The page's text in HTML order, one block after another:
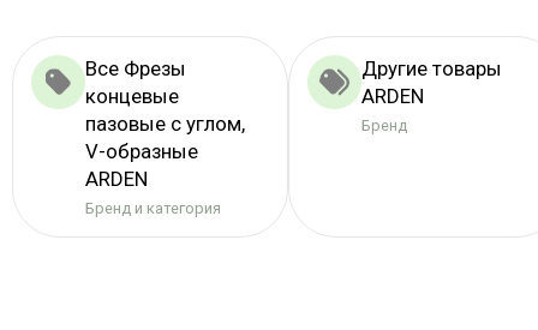
Все Фрезы
концевые
пазовые с углом,
V-образные
ARDEN
Бренд и категория
Другие товары
ARDEN
Бренд